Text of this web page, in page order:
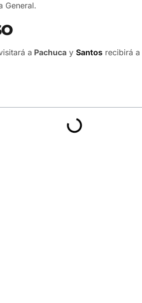
General.
a Pachuca y Santos recibirá a